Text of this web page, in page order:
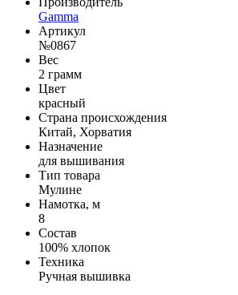
Gamma
Артикул
№0867
Вес
2 грамм
Цвет
красный
Страна происхождения
Китай, Хорватия
Назначение
для вышивания
Тип товара
Мулине
Намотка, м
8
Состав
100% хлопок
Техника
Ручная вышивка